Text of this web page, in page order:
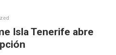
Isla Tenerife abre